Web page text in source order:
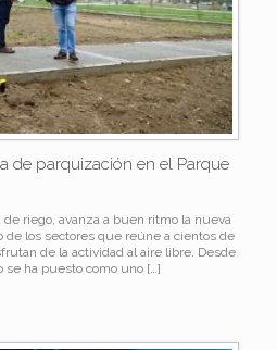
de parquización en el Parque
riego, avanza a buen ritmo la nueva
de los sectores que reúne a cientos de
de la actividad al aire libre. Desde
ha puesto como uno […]